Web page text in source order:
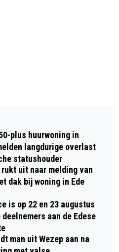
ABSURD;
OVER
VAN DER
plus huurwoning in
langdurige overlast
statushouder
rukt uit naar melding van
dak bij woning in Ede
is op 22 en 23 augustus
deelnemers aan de Edese
man uit Wezep aan na